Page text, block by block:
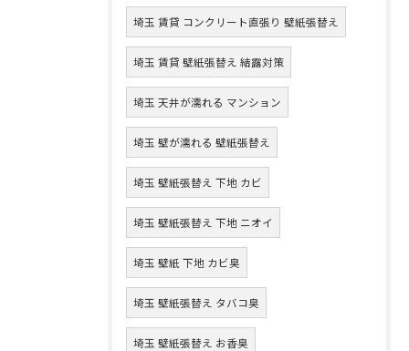
埼玉 賃貸 コンクリート直張り 壁紙張替え
埼玉 賃貸 壁紙張替え 結露対策
埼玉 天井が濡れる マンション
埼玉 壁が濡れる 壁紙張替え
埼玉 壁紙張替え 下地 カビ
埼玉 壁紙張替え 下地 ニオイ
埼玉 壁紙 下地 カビ臭
埼玉 壁紙張替え タバコ臭
埼玉 壁紙張替え お香臭